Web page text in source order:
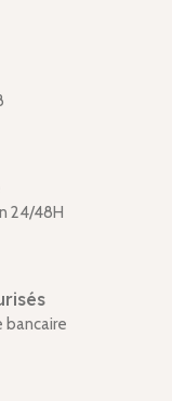
24/48H
bancaire